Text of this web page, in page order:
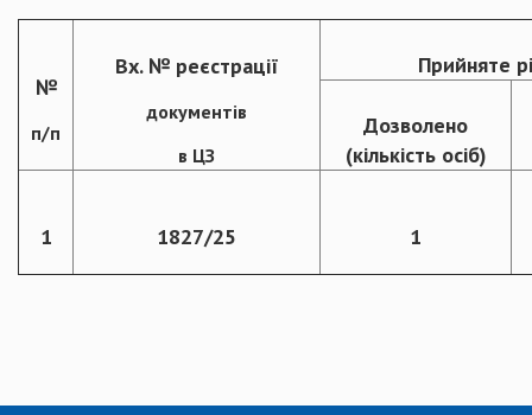
№
п/п
Вх. № реєстрації
документів
в ЦЗ
Прийняте
Дозволено
(кількість осіб)
1 1827/25 1